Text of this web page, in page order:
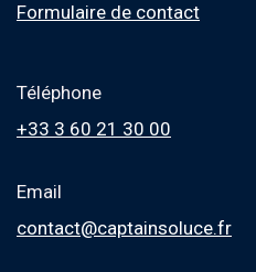
Formulaire de contact
Téléphone
+33 3 60 21 30 00
Email
contact@captainsoluce.fr